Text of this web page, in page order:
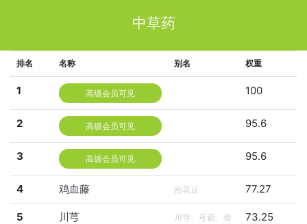
中草药
排名 名称 别名 权重
1 高级会员可见 100
2 高级会员可见 95.6
3 高级会员可见 95.6
4 鸡血藤 密花豆 77.27
5 川芎
川穹、芎藭、香
73.25